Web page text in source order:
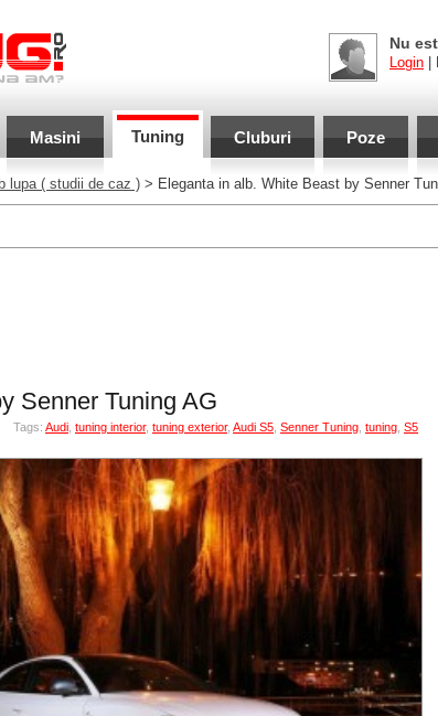
Nu
Login |
Masini Tuning Cluburi Poze
lupa ( studii de caz ) > Eleganta in alb. White Beast by Senner
Senner Tuning AG
Tags: Audi tuning interior, tuning exterior, Audi S5 Senner Tuning tuning S5